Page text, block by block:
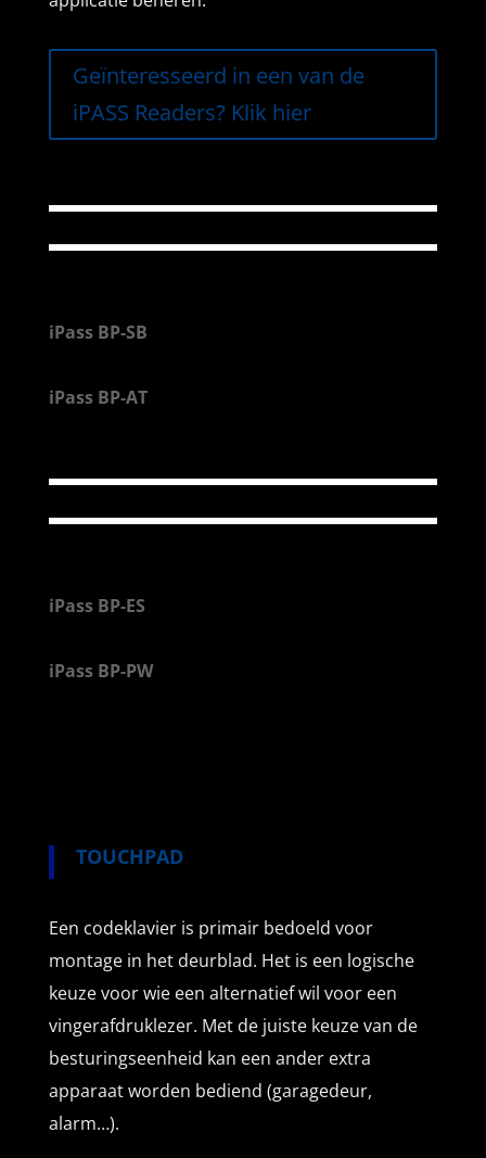
Geïnteresseerd in een van de
iPASS Readers? Klik hier
iPass BP-SB
iPass BP-AT
iPass BP-ES
iPass BP-PW
TOUCHPAD
Een codeklavier is primair bedoeld voor
montage in het deurblad. Het is een logische
keuze voor wie een alternatief wil voor een
vingerafdruklezer. Met de juiste keuze van de
besturingseenheid kan een ander extra
apparaat worden bediend (garagedeur,
alarm…).